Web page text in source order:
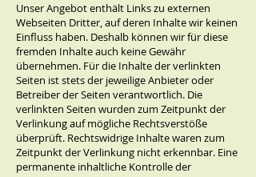
Unser Angebot enthält Links zu externen
Webseiten Dritter, auf deren Inhalte wir keinen
Einfluss haben. Deshalb können wir für diese
fremden Inhalte auch keine Gewähr
übernehmen. Für die Inhalte der verlinkten
Seiten ist stets der jeweilige Anbieter oder
Betreiber der Seiten verantwortlich. Die
verlinkten Seiten wurden zum Zeitpunkt der
Verlinkung auf mögliche Rechtsverstöße
überprüft. Rechtswidrige Inhalte waren zum
Zeitpunkt der Verlinkung nicht erkennbar. Eine
permanente inhaltliche Kontrolle der